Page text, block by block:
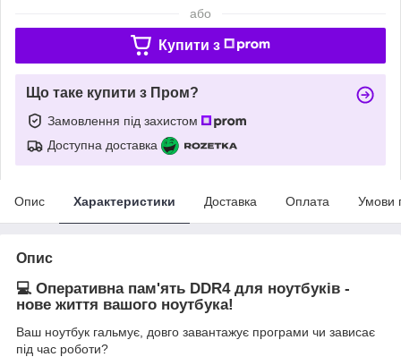
або
Купити з
Що таке купити з Пром?
Замовлення під захистом
Доступна доставка
Опис Характеристики Доставка Оплата Умови
Опис
💻 Оперативна пам'ять DDR4 для ноутбуків -
нове життя вашого ноутбука!
Ваш ноутбук гальмує, довго завантажує програми чи зависає
під час роботи?